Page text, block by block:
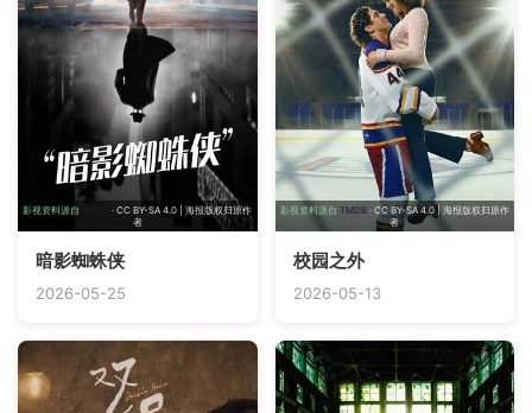
影视资料源自 TMDB
· CC BY-SA 4.0 | 海报版权归原作
者
暗影蜘蛛侠
2026-05-25
影视资料源自 TMDB· CC BY-SA 4.0 | 海报版权归原作
者
校园之外
2026-05-13